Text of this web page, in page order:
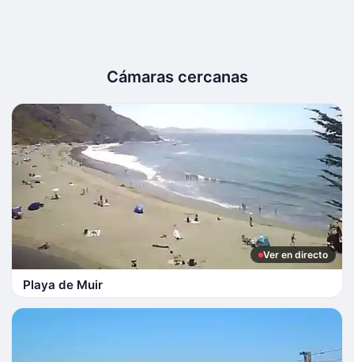
Cámaras cercanas
Ver en directo
Playa de Muir